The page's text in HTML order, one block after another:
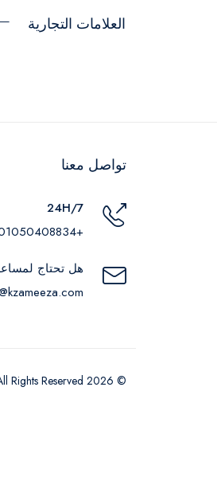
العلامات التجارية
تواصل معنا
24H/7
+201050408834
هل تحتاج
© 2026 Kza Meeza. All Rights Reserved